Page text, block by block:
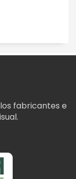
fabricantes e